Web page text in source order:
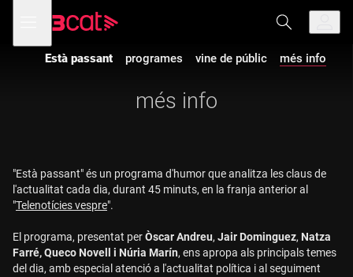
navegació
principal
menú
de
Està passant programes vine de públic més info
més info
"Està passant" és un programa d'humor que analitza les claus de
l'actualitat cada dia, durant 45 minuts, en la franja anterior al
"Telenotícies vespre".
El programa, presentat perÒscar Andreu, Jair Dominguez, Natza
Farré,Queco Novell i Núria Marín, ens apropa als principals temes
del dia, amb especial atenció a l'actualitat política i al seguiment